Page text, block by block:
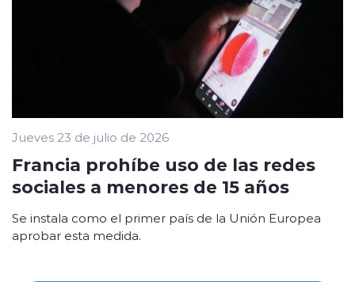
Jueves 23 de julio de 2026
Francia prohíbe uso de las redes
sociales a menores de 15 años
Se instala como el primer país de la Unión Europea
aprobar esta medida.